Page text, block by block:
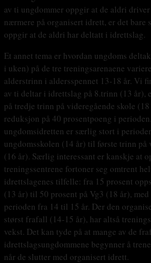
av ti ungdommer oppgir at de aldri
nærmere på organisert idrett, er det bare
oppgir at de aldri har deltatt i idrettslag.
Et annet tema er hvordan ungdoms
i uken) på de tre treningsarenaene
alderstrinn i aldersspennet 13-18 år. Vi
av ti deltar i idrettslag på 8.trinn (13 år),
på tredje trinn på videregående skole
reduksjon på 40 prosentpoeng i
ungdomsidretten er særlig stort i
ungdomsskolen (14 år) til første trinn på
(16 år). Særlig interessant er kanskje at
treningssentrene fortoner seg omtrent
idrettslagenes tilfelle: fra 15 prosent
(13 år) til 50 prosent på Vg3 (18 år),
perioden fra 14 til 15 år. Der den
størst frafall (14-15 år), har altså
vekst. Det kan tyde på at mange av de
idrettslagsungdommene begynner å
når de slutter med organisert idrett.